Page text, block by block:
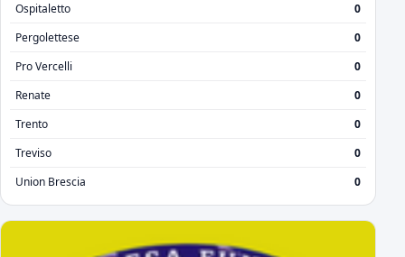
Ospitaletto
0
Pergolettese
0
Pro Vercelli
0
Renate
0
Trento
0
Treviso
0
Union Brescia
0